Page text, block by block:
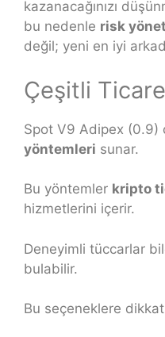
kazanacağınızı
bu nedenle risk
değil; yeni en iyi
Çeşitli
Spot V9 Adipex (0.9)
yöntemleri sunar.
Bu yöntemler kripto
hizmetlerini içerir.
Deneyimli tüccarlar
bulabilir.
Bu seçeneklere